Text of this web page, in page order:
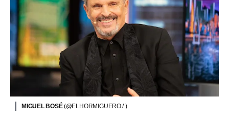
MIGUEL BOSÉ(@ELHORMIGUERO / )